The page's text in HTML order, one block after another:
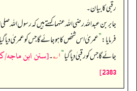
رقبی کا بیان۔
جابر بن عبداللہ رضی اللہ عنہما کہتے ہیں کہ رسول اللہ
فرمایا:”عمریٰ اس شخص کا ہو جائے گا جس کو عمریٰ دیا
جائے گا جس کو رقبیٰ دیا گیا“۱؎ ۔[سنن ابن ماجه/
2383]